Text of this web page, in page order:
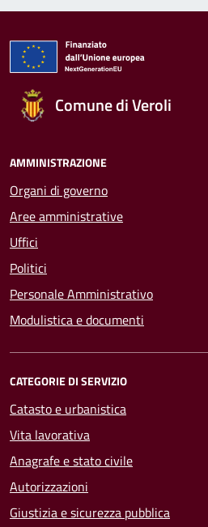
Comune di Veroli
AMMINISTRAZIONE
Organi di governo
Aree amministrative
Uffici
Politici
Personale Amministrativo
Modulistica e documenti
CATEGORIE DI SERVIZIO
Catasto e urbanistica
Vita lavorativa
Anagrafe e stato civile
Autorizzazioni
Giustizia e sicurezza pubblica